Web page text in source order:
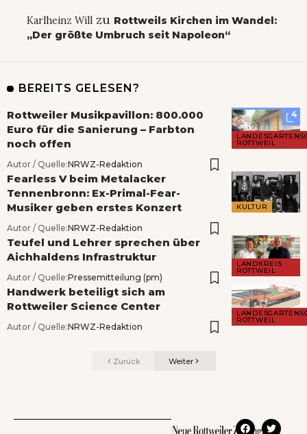
Karlheinz Will zu Rottweils Kirchen im Wandel:
„Der größte Umbruch seit Napoleon“
BEREITS GELESEN?
4
ROTTWEIL
Rottweiler Musikpavillon: 800.000
Euro für die Sanierung – Farbton
noch offen
Autor / Quelle:NRWZ-Redaktion
KULTUR
Fearless V beim Metalacker
Tennenbronn: Ex-Primal-Fear-
Musiker geben erstes Konzert
Autor / Quelle:NRWZ-Redaktion
LANDKREIS
ROTTWEIL
Teufel und Lehrer sprechen über
Aichhaldens Infrastruktur
Autor / Quelle:Pressemitteilung (pm)
ROTTWEIL
Handwerk beteiligt sich am
Rottweiler Science Center
Autor / Quelle:NRWZ-Redaktion
Zurück Weiter